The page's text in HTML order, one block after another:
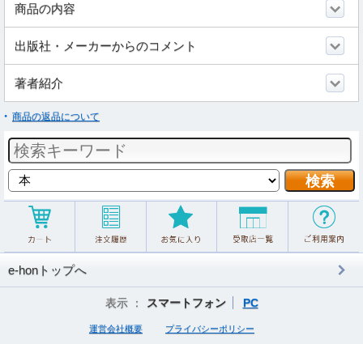
商品の内容
出版社・メーカーからのコメント
著者紹介
商品の返品について
e-honトップへ
表示 ： スマートフォン PC
運営会社概要 プライバシーポリシー